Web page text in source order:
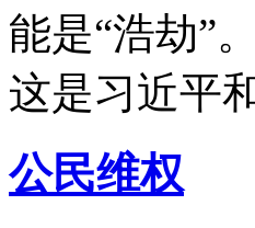
能是“浩劫”
这是习近平
公民维权